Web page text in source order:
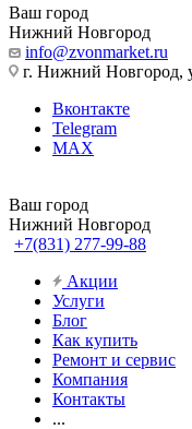
Ваш город
Нижний Новгород
info@zvonmarket.ru
г. Нижний Новгород,
Вконтакте
Telegram
MAX
Ваш город
Нижний Новгород
+7(831) 277-99-88
Акции
Услуги
Блог
Как купить
Ремонт и сервис
Компания
Контакты
...